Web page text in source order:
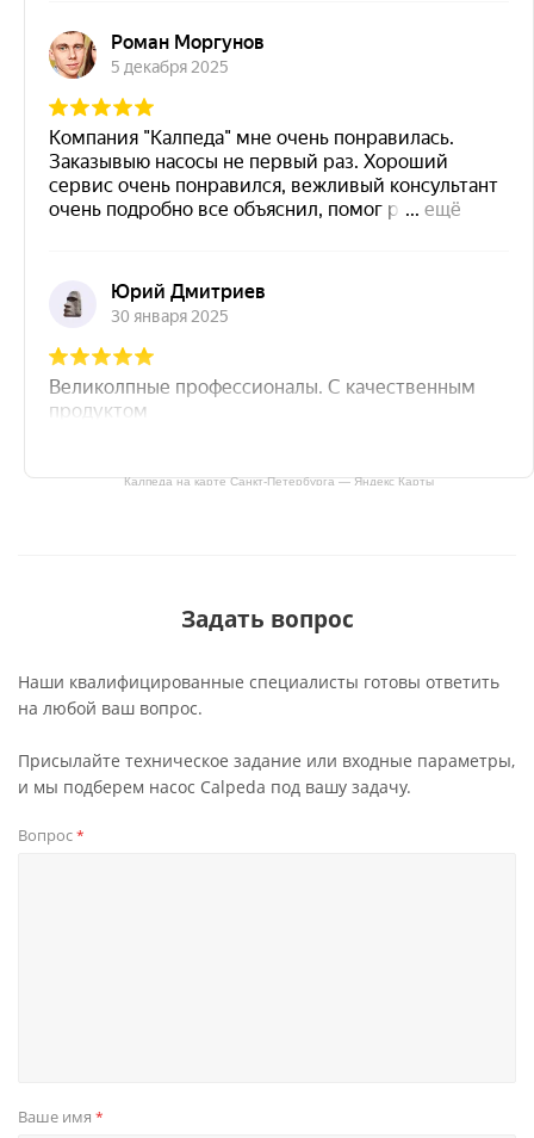
Калпеда на карте Санкт‑Петербурга — Яндекс Карты
Задать вопрос
Наши квалифицированные специалисты готовы ответить
на любой ваш вопрос.
Присылайте техническое задание или входные параметры,
и мы подберем насос Calpeda под вашу задачу.
Вопрос*
Ваше имя *